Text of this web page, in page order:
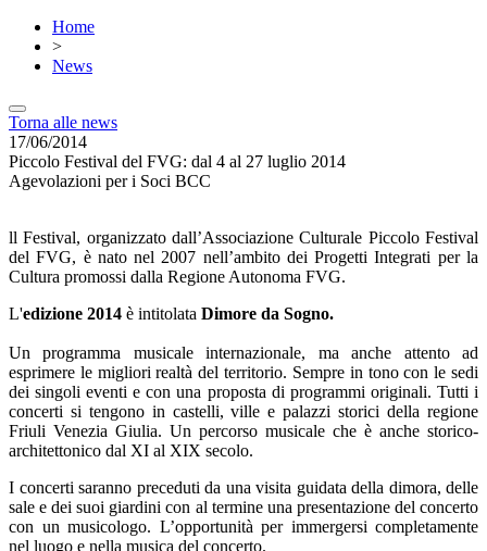
Home
>
News
Torna alle news
17/06/2014
Piccolo Festival del FVG: dal 4 al 27 luglio 2014
Agevolazioni per i Soci BCC
ll Festival, organizzato dall’Associazione Culturale Piccolo Festival
del FVG, è nato nel 2007 nell’ambito dei Progetti Integrati per la
Cultura promossi dalla Regione Autonoma FVG.
L'edizione 2014 è intitolata Dimore da Sogno.
Un programma musicale internazionale, ma anche attento ad
esprimere le migliori realtà del territorio. Sempre in tono con le sedi
dei singoli eventi e con una proposta di programmi originali. Tutti i
concerti si tengono in castelli, ville e palazzi storici della regione
Friuli Venezia Giulia. Un percorso musicale che è anche storico-
architettonico dal XI al XIX secolo.
I concerti saranno preceduti da una visita guidata della dimora, delle
sale e dei suoi giardini con al termine una presentazione del concerto
con un musicologo. L’opportunità per immergersi completamente
nel luogo e nella musica del concerto.